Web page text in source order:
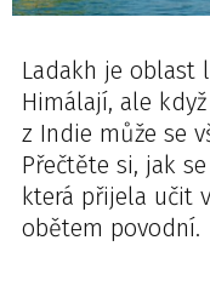
Ladakh je oblast
Himálají, ale
z Indie může se
Přečtěte si, jak
která přijela učit
obětem povodní.